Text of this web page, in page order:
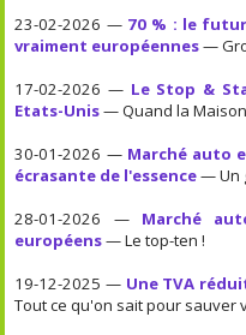
23-02-2026 — 70 % : le
vraiment européennes—
17-02-2026 — Le Stop &
Etats-Unis— Quand la
30-01-2026 — Marché auto
écrasante de l'essence— Un
28-01-2026 — Marché
européens— Le top-ten !
19-12-2025 — Une TVA
Tout ce qu'on sait pour